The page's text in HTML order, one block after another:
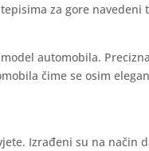
za gore navedeni
automobila.
čime se osim
Izrađeni su na način